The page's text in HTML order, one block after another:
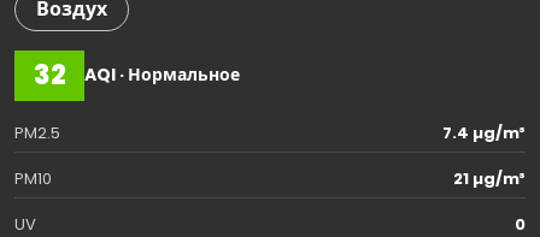
Воздух
32 AQI · Нормальное
PM2.5
7.4 µg/m³
PM10
21 µg/m³
UV
0